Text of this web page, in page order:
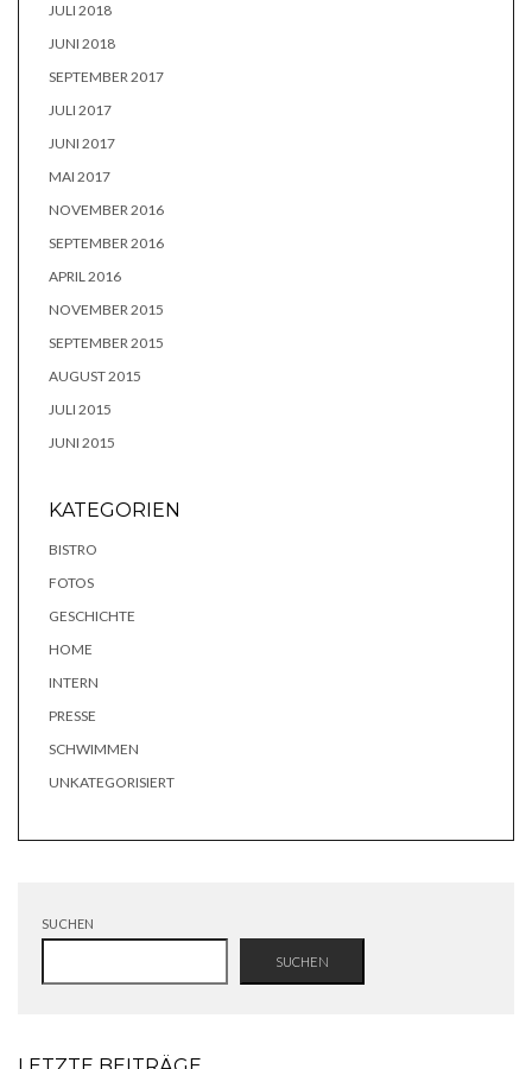
JULI 2018
JUNI 2018
SEPTEMBER 2017
JULI 2017
JUNI 2017
MAI 2017
NOVEMBER 2016
SEPTEMBER 2016
APRIL 2016
NOVEMBER 2015
SEPTEMBER 2015
AUGUST 2015
JULI 2015
JUNI 2015
KATEGORIEN
BISTRO
FOTOS
GESCHICHTE
HOME
INTERN
PRESSE
SCHWIMMEN
UNKATEGORISIERT
SUCHEN
SUCHEN